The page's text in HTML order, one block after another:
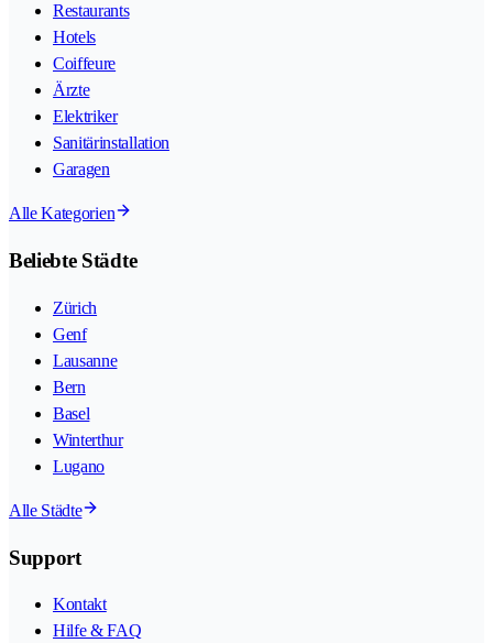
Restaurants
Hotels
Coiffeure
Ärzte
Elektriker
Sanitärinstallation
Garagen
Alle Kategorien
Beliebte Städte
Zürich
Genf
Lausanne
Bern
Basel
Winterthur
Lugano
Alle Städte
Support
Kontakt
Hilfe & FAQ